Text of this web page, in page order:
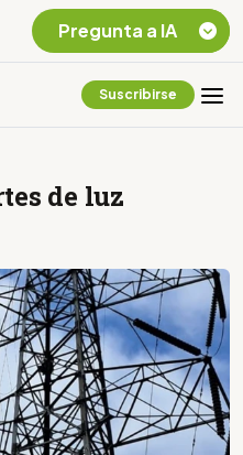
Suscribirse
de luz
Pregunta a IA
Listar destinos
¿En que consiste la
tasa minera que rige en
Ecuador?